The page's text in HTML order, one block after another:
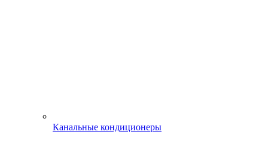
Канальные кондиционеры